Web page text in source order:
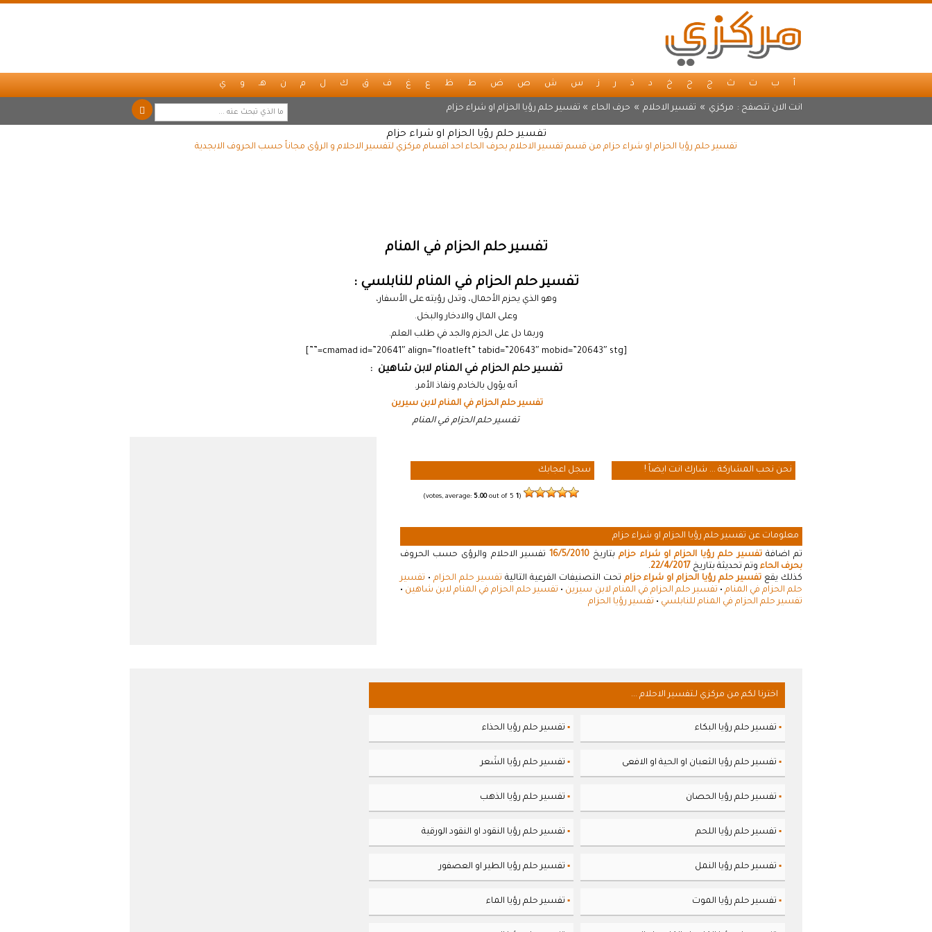
أ ب ت ث ج ح خ د ذ ر ز س ش ص ض ط ظ ع غ ف ق ك ل م ن هـ و ي
انت الان تتصفح : مركزي » تفسير الاحلام » حرف الحاء » تفسير حلم رؤيا الحزام او شراء حزام
تفسير حلم رؤيا الحزام او شراء حزام
تفسير حلم رؤيا الحزام او شراء حزام من قسم تفسير الاحلام بحرف الحاء احد اقسام مركزي لتفسير الاحلام و الرؤى مجاناً حسب الحروف الابجدية
تفسير حلم الحزام في المنام
تفسير حلم الحزام في المنام للنابلسي :
وهو الذي يحزم الأحمال، وتدل رؤيته على الأسفار،
وعلى المال والادخار والبخل.
وربما دل على الحزم والجد في طلب العلم.
[cmamad id=”20641″ align=”floatleft” tabid=”20643″ mobid=”20643″ stg=””]
تفسير حلم الحزام في المنام لابن شاهين :
أنه يؤول بالخادم ونفاذ الأمر.
تفسير حلم الحزام في المنام لابن سيرين
تفسير حلم الحزام في المنام
نحن نحب المشاركة ... شارك انت ايضاً ! سجل اعجابك
(
1
5.00out of 5)
معلومات عن تفسير حلم رؤيا الحزام او شراء حزام
تم اضافةتفسير حلم رؤيا الحزام او شراء حزامبتاريخ 16/5/2010 تفسير الاحلام والرؤى حسب الحروف
بحرف الحاء وتم تحديثة بتاريخ 22/4/2017
.
كذلك يقع تفسير حلم رؤيا الحزام او شراء حزام تحت التصنيفات الفرعية التالية تفسير حلم الحزام • تفسير
حلم الحزام في المنام • تفسير حلم الحزام في المنام لابن سيرين • تفسير حلم الحزام في المنام لابن شاهين •
تفسير حلم الحزام في المنام للنابلسي • تفسير رؤيا الحزام
اخترنا لكم من مركزي لـتفسير الاحلام ...
▪ تفسير حلم رؤيا البكاء ▪ تفسير حلم رؤيا الحذاء
▪ تفسير حلم رؤيا الثعبان او الحية او الافعى ▪ تفسير حلم رؤيا الشَعر
▪ تفسير حلم رؤيا الحصان ▪ تفسير حلم رؤيا الذهب
▪ تفسير حلم رؤيا اللحم ▪ تفسير حلم رؤيا النقود او النقود الورقية
▪ تفسير حلم رؤيا النمل ▪ تفسير حلم رؤيا الطير او العصفور
▪ تفسير حلم رؤيا الموت ▪ تفسير حلم رؤيا الماء